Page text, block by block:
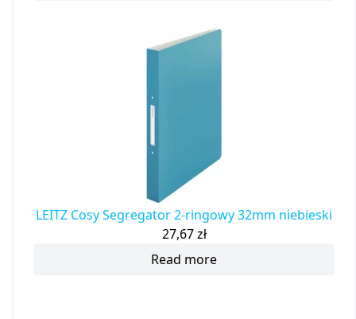
LEITZ Cosy Segregator 2-ringowy 32mm niebieski
27,67zł
Read more